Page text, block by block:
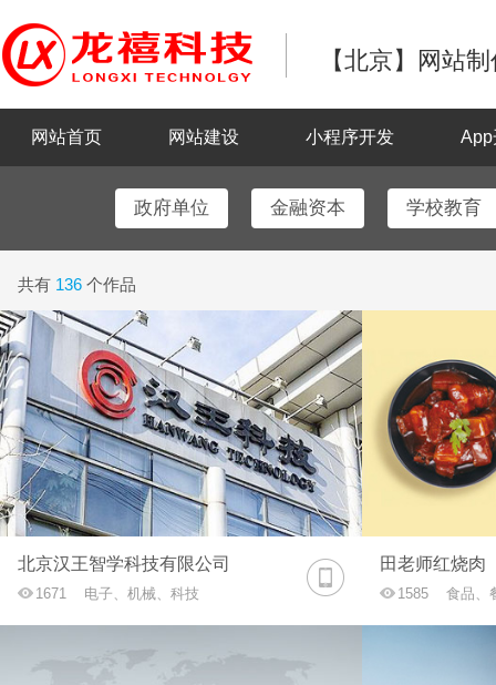
【北京】网站
网站首页 网站建设 小程序开发 App
政府单位 金融资本 学校教育
共有 136 个作品
北京汉王智学科技有限公司
1671 电子、机械、科技
田老师红烧肉
1585 食品、